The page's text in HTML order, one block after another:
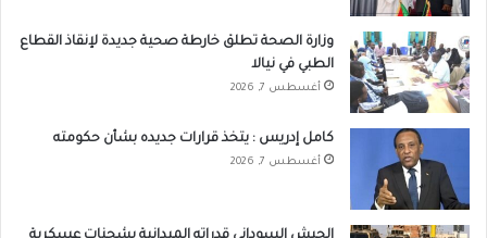
وزارة الصحة تطلق خارطة صحية جديدة لإنقاذ القطاع
الطبي في نيالا
أغسطس 7, 2026
كامل إدريس : يتخذ قرارات جديده بشأن حكومته
أغسطس 7, 2026